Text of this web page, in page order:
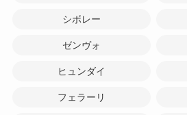
シボレー
ゼンヴォ
ヒュンダイ
フェラーリ